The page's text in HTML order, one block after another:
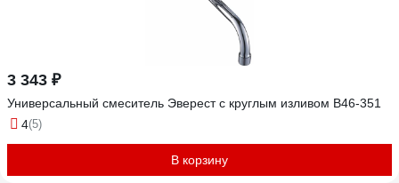
3 343 ₽
Универсальный смеситель Эверест с круглым изливом B46-351
4(5)
В корзину